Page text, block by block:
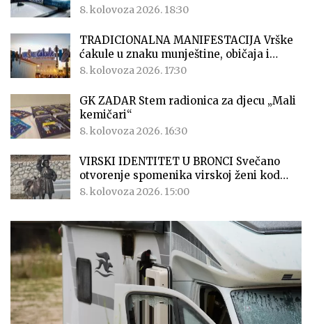
8. kolovoza 2026. 18:30
TRADICIONALNA MANIFESTACIJA Vrške
ćakule u znaku munještine, običaja i…
8. kolovoza 2026. 17:30
GK ZADAR Stem radionica za djecu „Mali
kemičari“
8. kolovoza 2026. 16:30
VIRSKI IDENTITET U BRONCI Svečano
otvorenje spomenika virskoj ženi kod…
8. kolovoza 2026. 15:00